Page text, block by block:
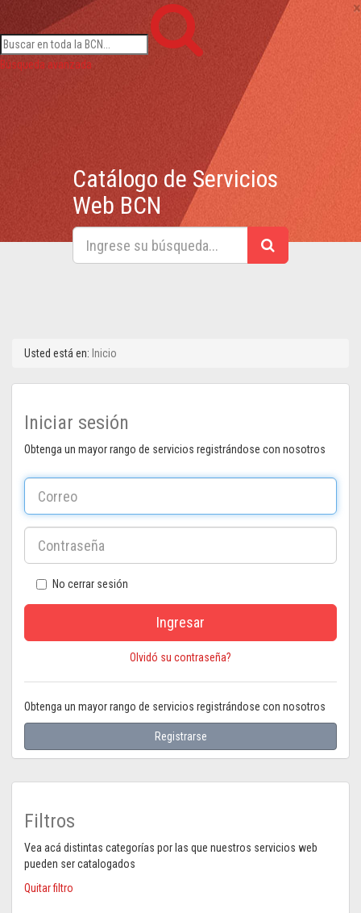
×
Búsqueda avanzada
Catálogo de Servicios
Web BCN
Usted está en: Inicio
Iniciar sesión
Obtenga un mayor rango de servicios registrándose con nosotros
No cerrar sesión
Ingresar
Olvidó su contraseña?
Obtenga un mayor rango de servicios registrándose con nosotros
Registrarse
Filtros
Vea acá distintas categorías por las que nuestros servicios web
pueden ser catalogados
Quitar filtro